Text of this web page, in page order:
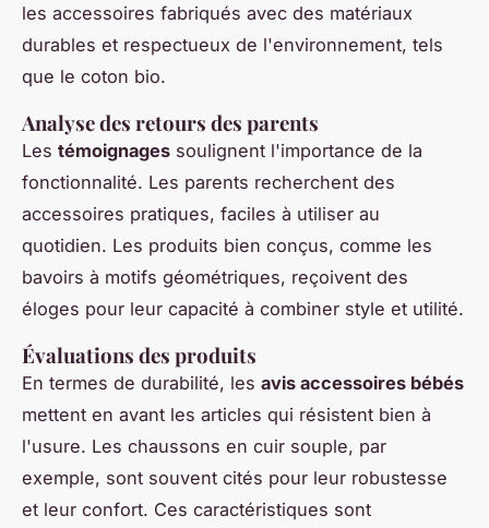
les accessoires fabriqués avec des matériaux
durables et respectueux de l'environnement, tels
que le coton bio.
Analyse des retours des parents
Les témoignages soulignent l'importance de la
fonctionnalité. Les parents recherchent des
accessoires pratiques, faciles à utiliser au
quotidien. Les produits bien conçus, comme les
bavoirs à motifs géométriques, reçoivent des
éloges pour leur capacité à combiner style et utilité.
Évaluations des produits
En termes de durabilité, les avis accessoires bébés
mettent en avant les articles qui résistent bien à
l'usure. Les chaussons en cuir souple, par
exemple, sont souvent cités pour leur robustesse
et leur confort. Ces caractéristiques sont